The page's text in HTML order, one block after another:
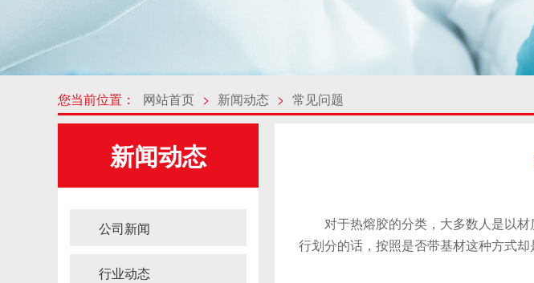
您当前位置： 网站首页 > 新闻动态 > 常见问题
新闻动态
公司新闻
行业动态
对于热熔胶的分类，大多数人是以材
行划分的话，按照是否带基材这种方式